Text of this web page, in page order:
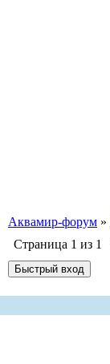
Аквамир-форум »
Страница 1 из 1